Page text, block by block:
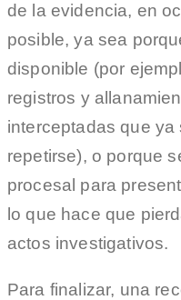
de la evidencia, en
posible, ya sea
disponible (por
registros y
interceptadas que
repetirse), o porque
procesal para
lo que hace que
actos investigativos.
Para finalizar, una